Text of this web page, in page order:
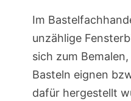
Im
unzählige
sich zum
Basteln eignen
dafür hergestellt